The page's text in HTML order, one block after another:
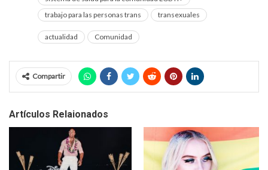
trabajo para las personas trans
transexuales
actualidad Comunidad
Compartir
Artículos Relaionados